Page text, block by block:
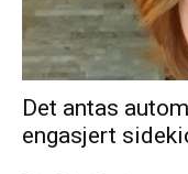
Det antas
engasjert